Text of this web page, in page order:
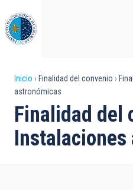
al
contenido
principal
Sobrescribir
enlaces
de
ayuda
Inicio Finalidad del convenio
astronómicas
Finalidad del